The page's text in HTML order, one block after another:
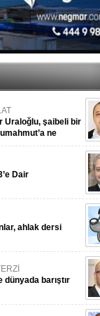
Uraloğlu, şaibeli bir
ne
Dair
ahlak dersi
dünyada barıştır